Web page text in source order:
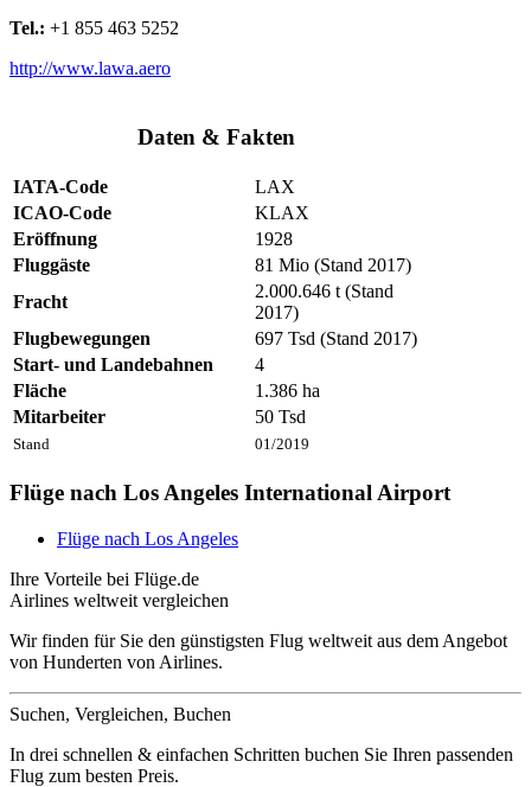
Tel.: +1 855 463 5252
http://www.lawa.aero
Daten & Fakten
Stand 01/2019
IATA-Code
LAX
ICAO-Code
KLAX
Eröffnung
1928
Fluggäste
81 Mio (Stand 2017)
Fracht
2.000.646 t (Stand
2017)
Flugbewegungen
697 Tsd (Stand 2017)
Start- und Landebahnen
4
Fläche
1.386 ha
Mitarbeiter
50 Tsd
Flüge nach Los Angeles International Airport
Flüge nach Los Angeles
Ihre Vorteile bei Flüge.de
Airlines weltweit vergleichen
Wir finden für Sie den günstigsten Flug weltweit aus dem Angebot
von Hunderten von Airlines.
Suchen, Vergleichen, Buchen
In drei schnellen & einfachen Schritten buchen Sie Ihren passenden
Flug zum besten Preis.